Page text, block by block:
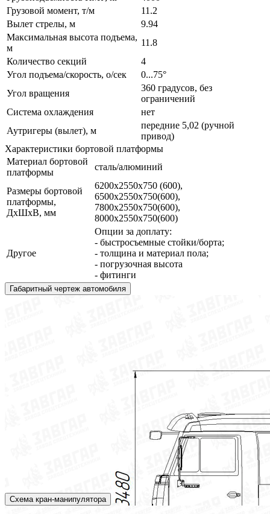
Грузовой момент, т/м
11.2
Вылет стрелы, м
9.94
Максимальная высота подъема,
м
11.8
Количество секций
4
Угол подъема/скорость, о/сек
0...75°
Угол вращения
360 градусов, без
ограничений
Система охлаждения
нет
Аутригеры (вылет), м
передние 5,02 (ручной
привод)
Характеристики бортовой платформы
Материал бортовой
платформы
сталь/алюминий
Размеры бортовой
платформы,
ДхШхВ, мм
6200х2550х750 (600),
6500х2550х750(600),
7800х2550х750(600),
8000х2550х750(600)
Другое
Опции за доплату:
- быстросъемные стойки/борта;
- толщина и материал пола;
- погрузочная высота
- фитинги
Габаритный чертеж автомобиля
Схема кран-манипулятора